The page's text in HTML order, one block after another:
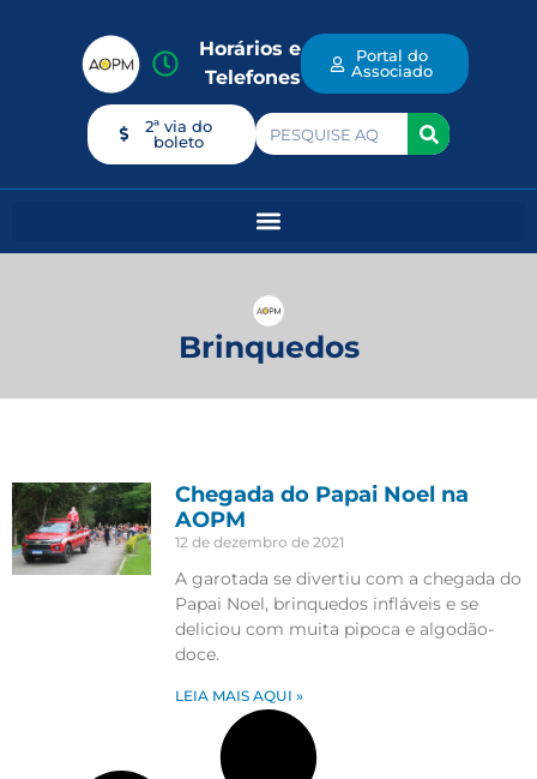
Horários e
Telefones
Portal do
Associado
2ª via do
boleto
Brinquedos
Chegada do Papai Noel na
AOPM
12 de dezembro de 2021
A garotada se divertiu com a chegada do
Papai Noel, brinquedos infláveis e se
deliciou com muita pipoca e algodão-
doce.
LEIA MAIS AQUI »